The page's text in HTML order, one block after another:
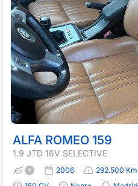
ALFA ROMEO 159
1.9 JTD 16V SELECTIVE
2006 292.500 Km